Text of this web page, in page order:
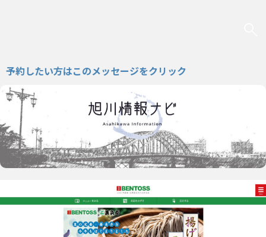
い方はこのメッセージをクリック